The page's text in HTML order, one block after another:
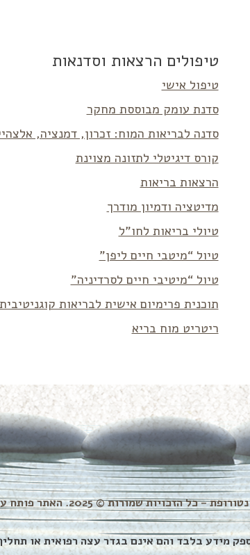
טיפולים הרצאות וסדנאות
טיפול אישי
סדנת עומק מבוססת מחקר
סדנה לבריאות המוח: זכרון, דמנציה,
קורס דיגיטלי לתזונה מצוינת
הרצאות בריאות
מדיטציה ודמיון מודרך
טיולי בריאות לחו”ל
טיול “מיטבי חיים ליפן”
טיול “מיטיבי חיים לסרדיניה”
תוכנית פרימיום אישית לבריאות
ריטריט מוח בריא
– כל הזכויות שמורות © 2025. האתר פותח על ידי
מידע בלבד והם אינם בגדר עצה רפואית או